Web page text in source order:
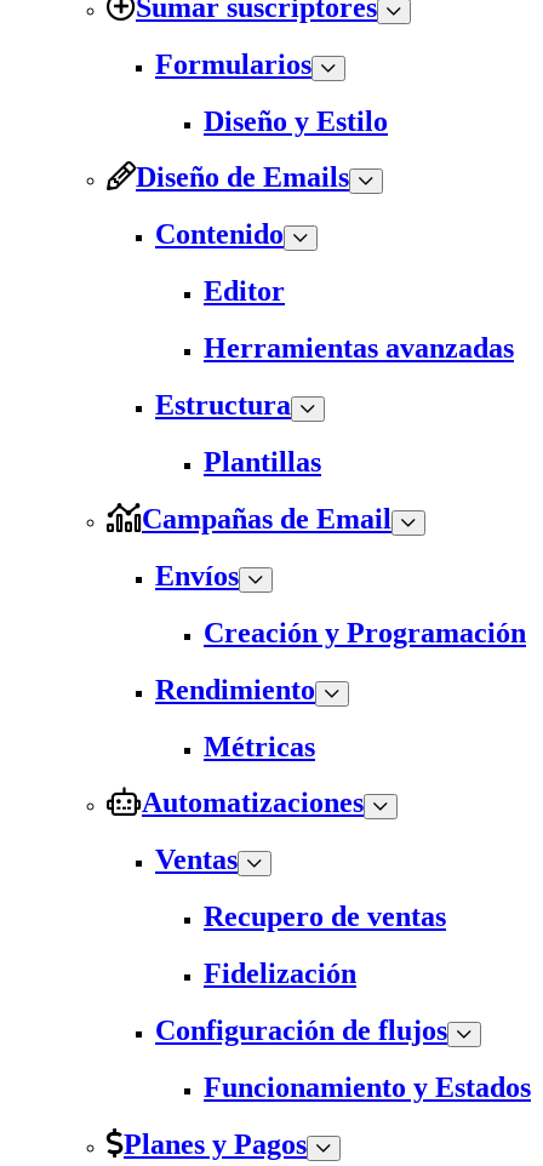
Sumar suscriptores
Formularios
Diseño y Estilo
Diseño de Emails
Contenido
Editor
Herramientas avanzadas
Estructura
Plantillas
Campañas de Email
Envíos
Creación y Programación
Rendimiento
Métricas
Automatizaciones
Ventas
Recupero de ventas
Fidelización
Configuración de flujos
Funcionamiento y Estados
Planes y Pagos